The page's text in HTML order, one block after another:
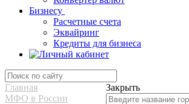
Бизнесу
Расчетные счета
Эквайринг
Кредиты для бизнеса
Закрыть
Главная
МФО в России